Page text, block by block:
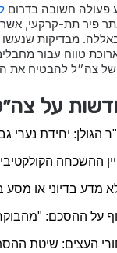
פעולה חשובה בדרום
פיר תת-קרקעי,
טווח עבור
צה״ל להבטיח את
על
הגולן: יחידת נערי
ההשכחה
מדע בדיוני או מסע
על ההסכם:
העצים: שיטת